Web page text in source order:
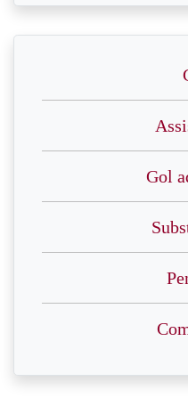
Gol